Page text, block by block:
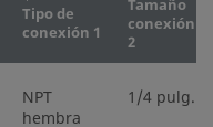
Tipo de
conexión 1
Tamaño
conexión
2
NPT
hembra
1/4 pulg.